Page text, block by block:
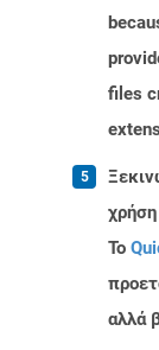
files
χρήση
Το
αλλά